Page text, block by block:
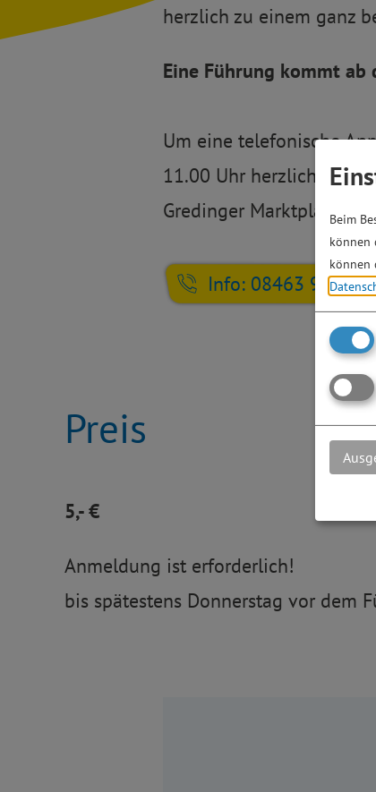
herzlich zu einem ganz
Eine Führung kommt ab
Um eine telefonische
11.00 Uhr herzlich
Gredinger Marktplatz
Info: 08463 904-60
Preis
5,- €
Anmeldung ist erforderlich!
bis spätestens Donnerstag vor dem
Beim
können
können